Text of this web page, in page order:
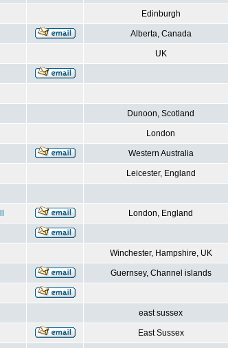
Edinburgh
Alberta, Canada
UK
Dunoon, Scotland
London
Western Australia
Leicester, England
London, England
Winchester, Hampshire, UK
Guernsey, Channel islands
east sussex
East Sussex